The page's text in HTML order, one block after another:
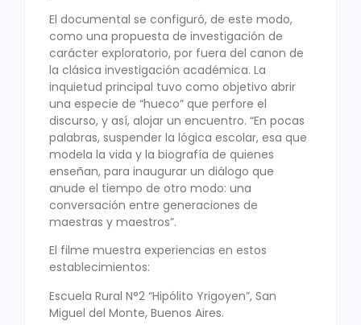
El documental se configuró, de este modo,
como una propuesta de investigación de
carácter exploratorio, por fuera del canon de
la clásica investigación académica. La
inquietud principal tuvo como objetivo abrir
una especie de “hueco” que perfore el
discurso, y así, alojar un encuentro. “En pocas
palabras, suspender la lógica escolar, esa que
modela la vida y la biografía de quienes
enseñan, para inaugurar un diálogo que
anude el tiempo de otro modo: una
conversación entre generaciones de
maestras y maestros”.
El filme muestra experiencias en estos
establecimientos:
Escuela Rural N°2 “Hipólito Yrigoyen”, San
Miguel del Monte, Buenos Aires.